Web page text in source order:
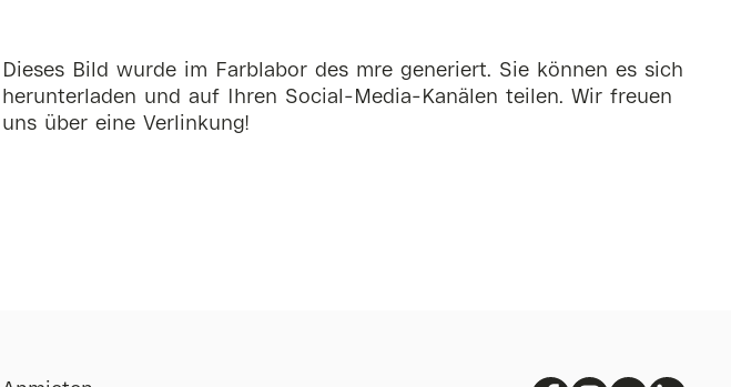
Dieses Bild wurde im Farblabor des mre generiert. Sie können es sich
herunterladen und auf Ihren Social-Media-Kanälen teilen. Wir freuen
uns über eine Verlinkung!